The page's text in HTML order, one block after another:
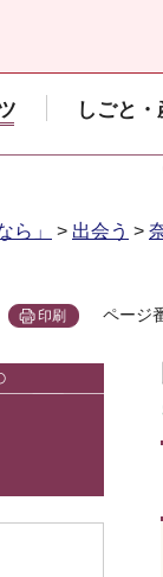
しごと・
ら」 > 出会う >
印刷 ページ